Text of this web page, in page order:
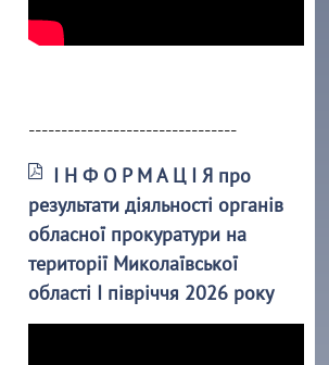
--------------------------------
І Н Ф О Р М А Ц І Я про
результати діяльності органів
обласної прокуратури на
території Миколаївської
області І півріччя 2026 року